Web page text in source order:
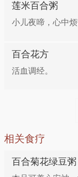
组成：鲜百合
用法：将鲜百合
用。服1星期。
用法：水煎2次，
睡前食用。最宜
百合50克，大
弱而有心烦失眠
强清热解毒之效。
百合莲子粥
莲米百合粥
小儿夜啼，心中烦
百合花方
活血调经。
相关食疗
百合菊花绿豆粥